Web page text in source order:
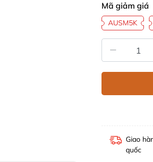
Mã giảm giá
AUSM5K
Giao
quốc